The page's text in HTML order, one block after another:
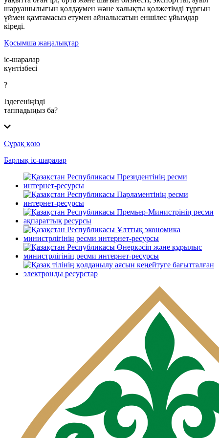
шаруашылығын қолдаумен және халықты қолжетімді тұрғын
үймен қамтамасыз етумен айналысатын еншілес ұйымдар
кіреді.
Қосымша жаңалықтар
іс-шаралар
күнтізбесі
?
Іздегеніңізді
таппадыңыз ба?
Сұрақ қою
Барлық іс-шаралар